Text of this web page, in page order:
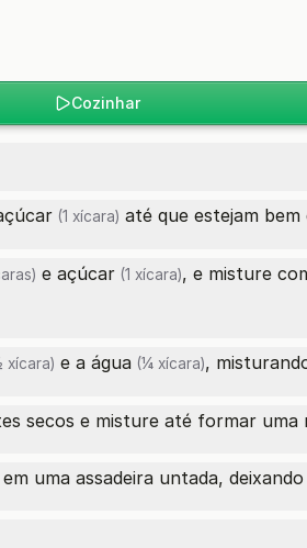
Cozinhar
(1 xícara) até que estejam bem
e açúcar (1 xícara), e misture
xícara) e a água (¼ xícara),
secos e misture até formar uma
uma assadeira untada,